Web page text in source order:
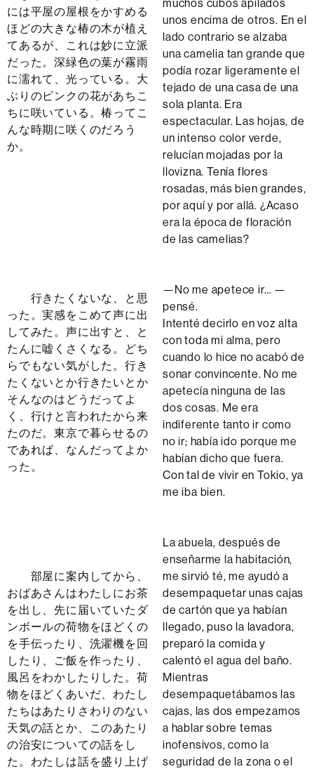
には平屋の屋根をかすめる
ほどの大きな椿の木が植え
てあるが、これは妙に立派
だった。深緑色の葉が霧雨
に濡れて、光っている。大
ぶりのピンクの花があちこ
ちに咲いている。椿ってこ
んな時期に咲くのだろう
か。
muchos cubos apilados
unos encima de otros. En el
lado contrario se alzaba
una camelia tan grande que
podía rozar ligeramente el
tejado de una casa de una
sola planta. Era
espectacular. Las hojas, de
un intenso color verde,
relucían mojadas por la
llovizna. Tenía flores
rosadas, más bien grandes,
por aquí y por allá. ¿Acaso
era la época de floración
de las camelias?
行きたくないな、と思
った。実感をこめて声に出
してみた。声に出すと、と
たんに嘘くさくなる。どち
らでもない気がした。行き
たくないとか行きたいとか
そんなのはどうだってよ
く、行けと言われたから来
たのだ。東京で暮らせるの
であれば、なんだってよか
った。
—No me apetece ir… —
pensé.
Intenté decirlo en voz alta
con toda mi alma, pero
cuando lo hice no acabó de
sonar convincente. No me
apetecía ninguna de las
dos cosas. Me era
indiferente tanto ir como
no ir; había ido porque me
habían dicho que fuera.
Con tal de vivir en Tokio, ya
me iba bien.
部屋に案内してから、
おばあさんはわたしにお茶
を出し、先に届いていたダ
ンボールの荷物をほどくの
を手伝ったり、洗濯機を回
したり、ご飯を作ったり、
風呂をわかしたりした。荷
物をほどくあいだ、わたし
たちはあたりさわりのない
天気の話とか、このあたり
の治安についての話をし
た。わたしは話を盛り上げ
La abuela, después de
enseñarme la habitación,
me sirvió té, me ayudó a
desempaquetar unas cajas
de cartón que ya habían
llegado, puso la lavadora,
preparó la comida y
calentó el agua del baño.
Mientras
desempaquetábamos las
cajas, las dos empezamos
a hablar sobre temas
inofensivos, como la
seguridad de la zona o el